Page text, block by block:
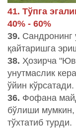
41. Тўпга
40% - 60%
39. Сандронинг
қайтаришга
38. Ҳозирча
унутмаслик
ўйин кўрсатади.
36. Фофана
бўлиши
тўхтатиб турди.